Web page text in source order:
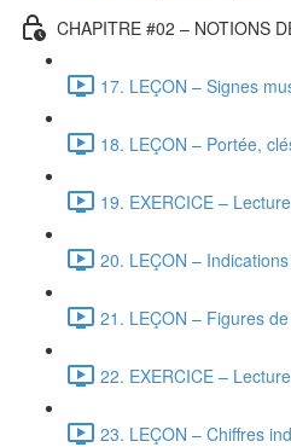
CHAPITRE #02 – NOTIONS
17. LEÇON – Signes
18. LEÇON – Portée,
19. EXERCICE –
20. LEÇON –
21. LEÇON – Figures
22. EXERCICE –
23. LEÇON – Chiffres